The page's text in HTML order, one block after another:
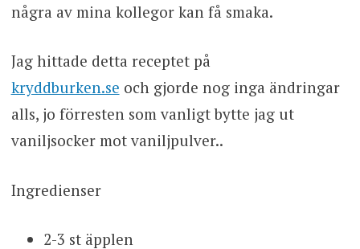
några av mina kollegor kan få smaka.
Jag hittade detta receptet på
kryddburken.se och gjorde nog inga ändringar
alls, jo förresten som vanligt bytte jag ut
vaniljsocker mot vaniljpulver..
Ingredienser
2-3 st äpplen